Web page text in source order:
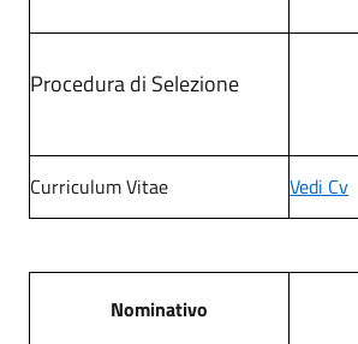
Procedura di Selezione
Curriculum Vitae Vedi Cv
Nominativo